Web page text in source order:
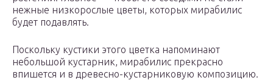
нежные низкорослые цветы, которых мирабилис
будет подавлять.
Поскольку кустики этого цветка напоминают
небольшой кустарник, мирабилис прекрасно
впишется и в древесно-кустарниковую композицию.